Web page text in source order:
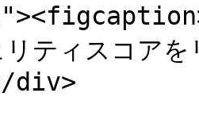
リティスコ
div>